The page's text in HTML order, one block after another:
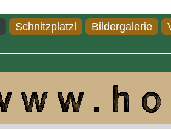
Schnitzplatzl Bildergalerie